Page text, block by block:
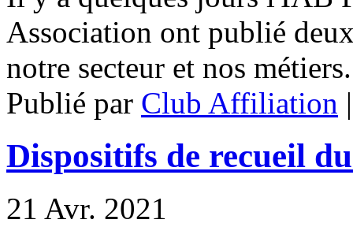
Association ont publié
notre secteur et nos
Publié par Club Affiliation
Dispositifs de recueil
21 Avr. 2021